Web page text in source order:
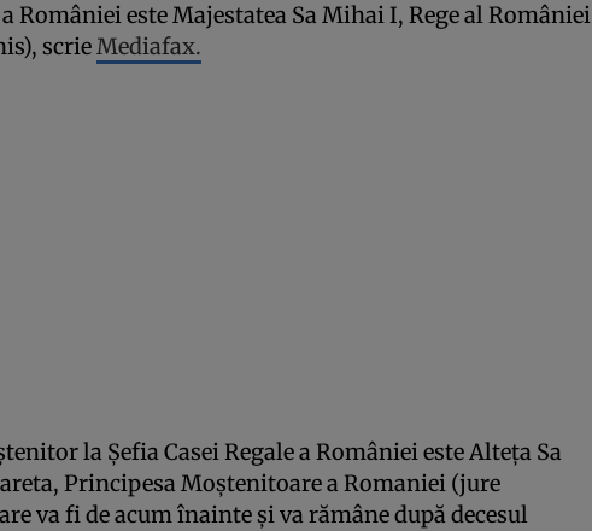
a României este Majestatea Sa Mihai I, Rege al României
scrieMediafax.
la Şefia Casei Regale a României este Alteţa Sa
Principesa Moştenitoare a Romaniei (jure
va fi de acum înainte şi va rămâne după decesul